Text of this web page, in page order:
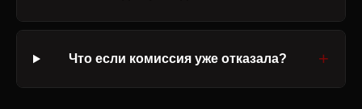
Что если комиссия уже отказала?